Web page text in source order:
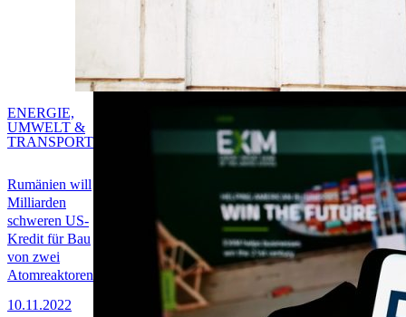
Rumänien will
Milliarden
schweren US-
Kredit für Bau
von zwei
Atomreaktoren
10.11.2022
ENERGIE,
UMWELT &
TRANSPORT